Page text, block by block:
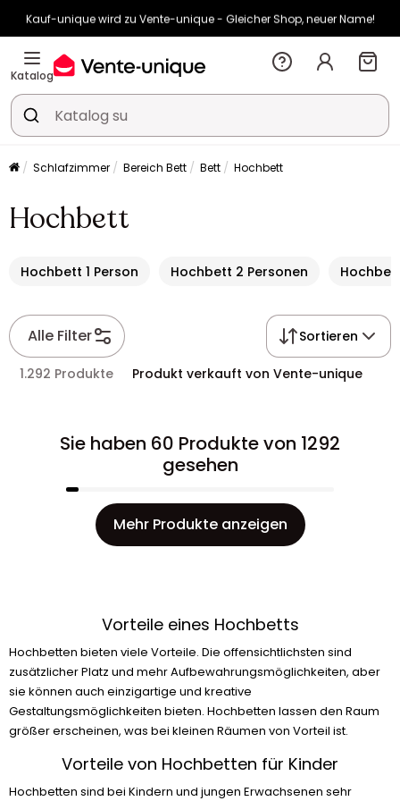
Kauf-unique wird zu Vente-unique - Gleicher Shop, neuer Name!
-10% ab €400 mitHEAT10auf Vente-unique-Produkte
Noch:
Katalog
Schlafzimmer Bereich Bett Bett Hochbett
Hochbett
Hochbett 1 Person Hochbett 2 Personen
Alle Filter Sortieren
1.292 Produkte Produkt verkauft von Vente-unique
Sie haben 60 Produkte von 1292
gesehen
Mehr Produkte anzeigen
Vorteile eines Hochbetts
Hochbetten bieten viele Vorteile. Die offensichtlichsten sind
zusätzlicher Platz und mehr Aufbewahrungsmöglichkeiten, aber
sie können auch einzigartige und kreative
Gestaltungsmöglichkeiten bieten. Hochbetten lassen den Raum
größer erscheinen, was bei kleinen Räumen von Vorteil ist.
Vorteile von Hochbetten für Kinder
Hochbetten sind bei Kindern und jungen Erwachsenen sehr